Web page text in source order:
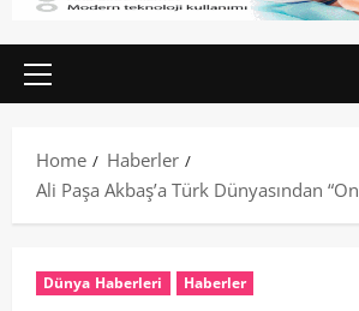
Home
Haberler
Ali Paşa Akbaş’a Türk Dünyasından
Dünya Haberleri Haberler